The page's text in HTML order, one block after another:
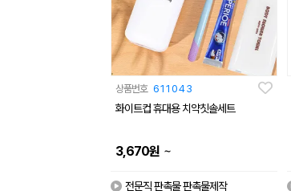
상품번호 611043
화이트컵 휴대용 치약칫솔세트
3,670원 ~
전문직 판촉물 판촉물제작